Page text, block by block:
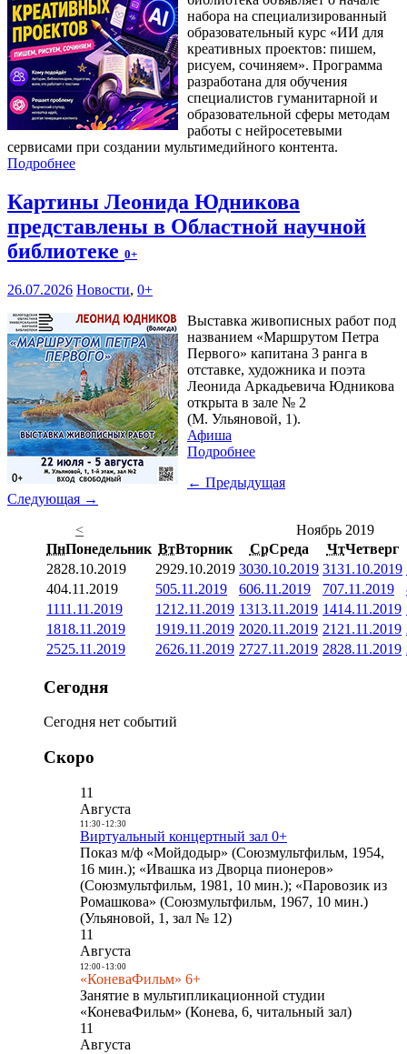
набора на специализированный
образовательный курс «ИИ для
креативных проектов: пишем,
рисуем, сочиняем». Программа
разработана для обучения
специалистов гуманитарной и
образовательной сферы методам
работы с нейросетевыми
сервисами при создании мультимедийного контента.
Подробнее
Картины Леонида Юдникова
представлены в Областной научной
библиотеке 0+
26.07.2026 Новости, 0+
Выставка живописных работ под
названием «Маршрутом Петра
Первого» капитана 3 ранга в
отставке, художника и поэта
Леонида Аркадьевича Юдникова
открыта в зале № 2
(М. Ульяновой, 1).
Афиша
Подробнее
← Предыдущая
Следующая →
<
Ноябрь 2019
ПнПонедельник ВтВторник СрСреда ЧтЧетверг
2828.10.2019 2929.10.2019 3030.10.2019 3131.10.2019
404.11.2019 505.11.2019 606.11.2019 707.11.2019
1111.11.2019 1212.11.2019 1313.11.2019 1414.11.2019
1818.11.2019 1919.11.2019 2020.11.2019 21 21.11.2019
2525.11.2019 2626.11.2019 2727.11.2019 2828.11.2019
Сегодня
Сегодня нет событий
Скоро
11
Августа
11:30- 12:30
Виртуальный концертный зал 0+
Показ м/ф «Мойдодыр» (Союзмультфильм, 1954,
16 мин.); «Ивашка из Дворца пионеров»
(Союзмультфильм, 1981, 10 мин.); «Паровозик из
Ромашкова» (Союзмультфильм, 1967, 10 мин.)
(Ульяновой, 1, зал № 12)
11
Августа
12:00- 13:00
«КоневаФильм» 6+
Занятие в мультипликационной студии
«КоневаФильм» (Конева, 6, читальный зал)
11
Августа